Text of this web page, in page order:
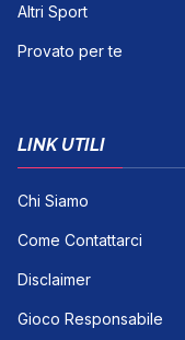
Altri Sport
Provato per te
LINK UTILI
Chi Siamo
Come Contattarci
Disclaimer
Gioco Responsabile